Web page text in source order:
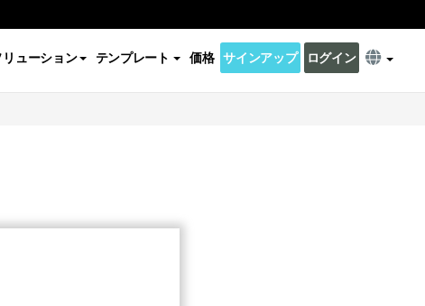
リューション テンプレート 価格 サインアップ ログイン